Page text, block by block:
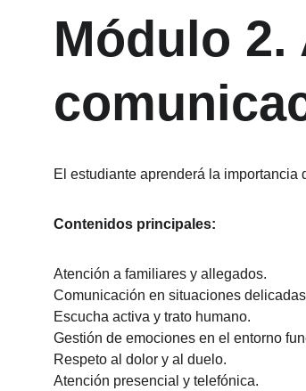
Módulo
El estudiante aprenderá la
Contenidos principales:
Atención a familiares y allegados.
Comunicación en situaciones
Escucha activa y trato humano.
Gestión de emociones en el entorno
Respeto al dolor y al duelo.
Atención presencial y telefónica.